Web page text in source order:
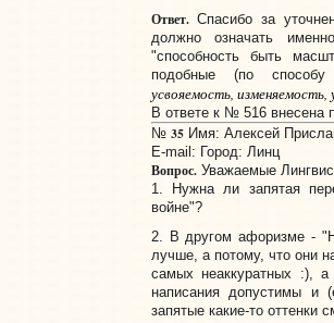
Ответ.Спасибо за
должно означать
"способность быть
подобные (по способу
усвояемость,
В ответе к № 516 внесена
№ 35Имя: Алексей
E-mail: Город: Линц
Вопрос.Уважаемые
1. Нужна ли запятая
войне"?
2. В другом афоризме -
лучше, а потому, что они
самых неаккуратных :),
написания допустимы и
запятые какие-то оттенки